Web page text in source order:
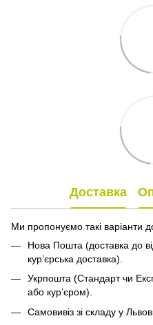
Доставка
Ми пропонуємо такі варіанти
Нова Пошта (доставка до
кур’єрська доставка).
Укрпошта (Стандарт чи
або кур’єром).
Самовивіз зі складу у